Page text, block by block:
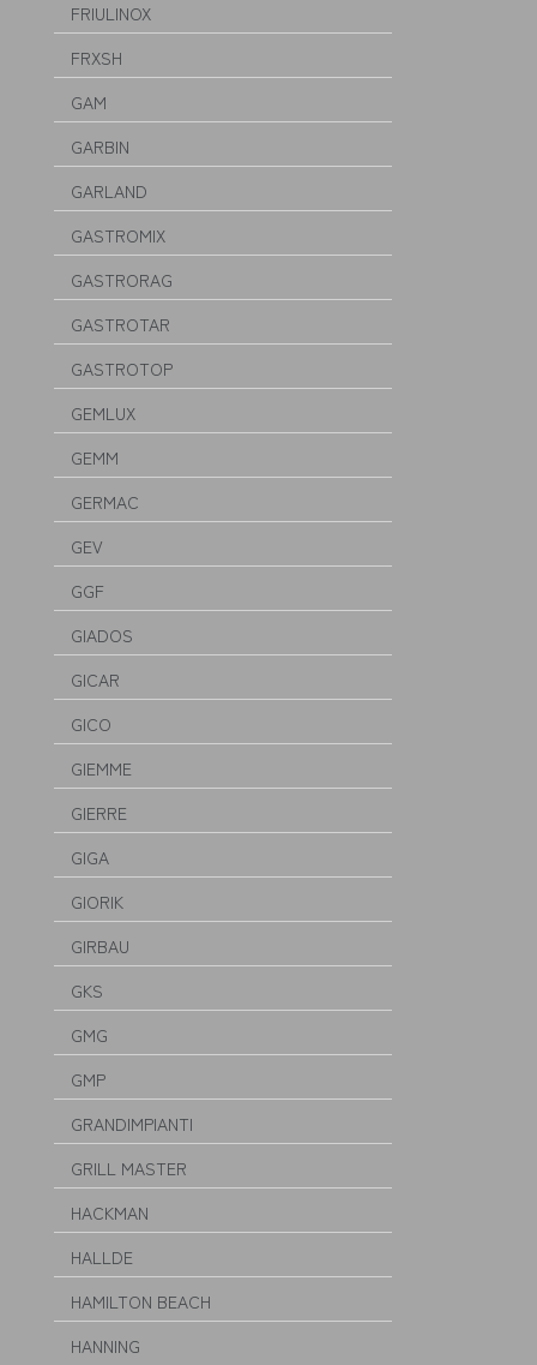
FRIULINOX
FRXSH
GAM
GARBIN
GARLAND
GASTROMIX
GASTRORAG
GASTROTAR
GASTROTOP
GEMLUX
GEMM
GERMAC
GEV
GGF
GIADOS
GICAR
GICO
GIEMME
GIERRE
GIGA
GIORIK
GIRBAU
GKS
GMG
GMP
GRANDIMPIANTI
GRILL MASTER
HACKMAN
HALLDE
HAMILTON BEACH
HANNING